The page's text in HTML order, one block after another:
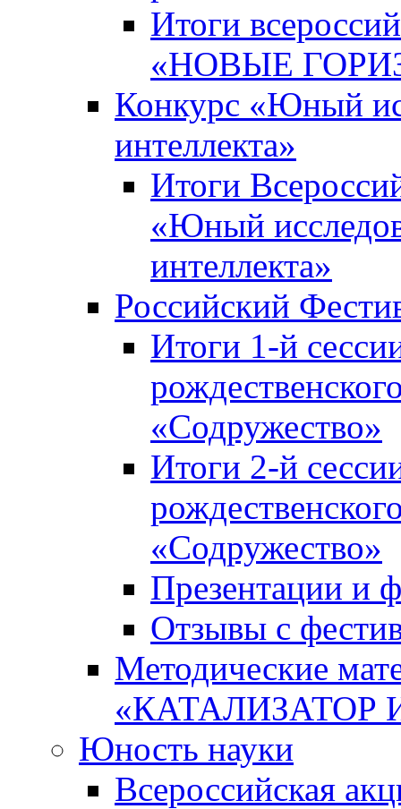
Итоги
«НОВЫЕ
Конкурс «Юный
интеллекта»
Итоги
«Юный
интеллекта»
Российский
Итоги 1-й
«Содружество»
Итоги 2-й
«Содружество»
Презентации и
Отзывы с
Методические
«КАТАЛИЗАТОР
Юность науки
Всероссийская